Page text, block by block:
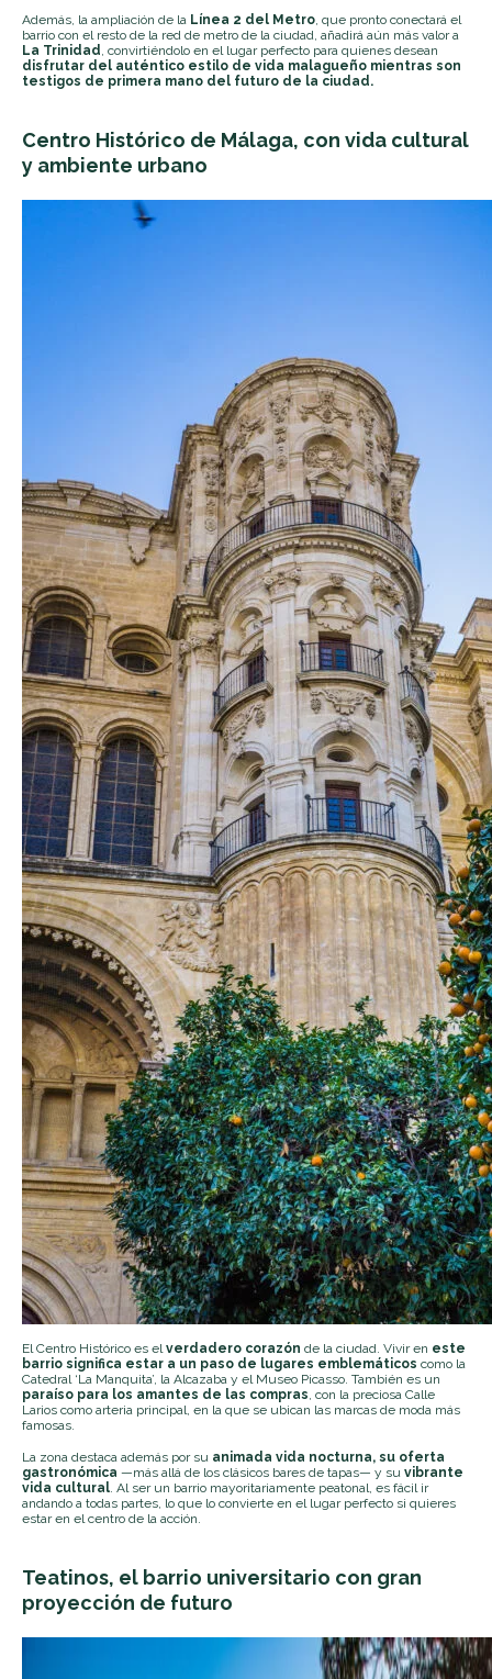
Además, la ampliación de la Línea 2 del Metro , que pronto conectará el
barrio con el resto de la red de metro de la ciudad, añadirá aún más valor a
La Trinidad , convirtiéndolo en el lugar perfecto para quienes desean
disfrutar del auténtico estilo de vida malagueño mientras son
testigos de primera mano del futuro de la ciudad.
Centro Histórico de Málaga, con vida cultural
y ambiente urbano
El Centro Histórico es el verdadero corazón de la ciudad. Vivir en este
barrio significa estar a un paso de lugares emblemáticos como la
Catedral ‘La Manquita’, la Alcazaba y el Museo Picasso. También es un
paraíso para los amantes de las compras , con la preciosa Calle
Larios como arteria principal, en la que se ubican las marcas de moda más
famosas.
La zona destaca además por su animada vida nocturna, su oferta
gastronómica —más allá de los clásicos bares de tapas— y su vibrante
vida cultural . Al ser un barrio mayoritariamente peatonal, es fácil ir
andando a todas partes, lo que lo convierte en el lugar perfecto si quieres
estar en el centro de la acción.
Teatinos, el barrio universitario con gran
proyección de futuro